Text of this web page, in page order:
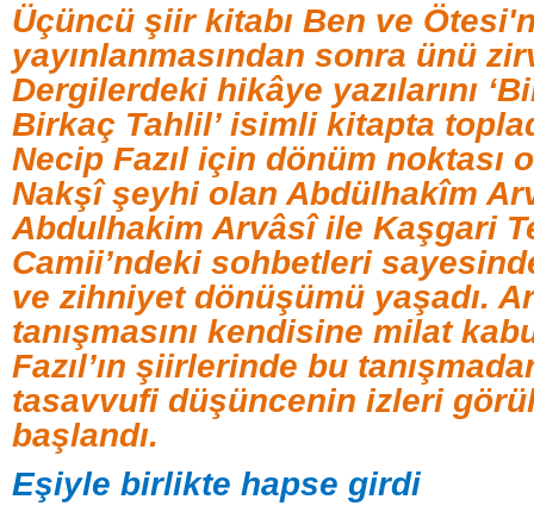
Üçüncü şiir kitabı Ben ve
yayınlanmasından sonra ünü
Dergilerdeki hikâye yazılarını
Birkaç Tahlil’ isimli kitapta
Necip Fazıl için dönüm noktası
Nakşî şeyhi olan Abdülhakîm
Abdulhakim Arvâsî ile Kaşgari
Camii’ndeki sohbetleri
ve zihniyet dönüşümü yaşadı.
tanışmasını kendisine milat
Fazıl’ın şiirlerinde bu
tasavvufi düşüncenin izleri
başlandı.
Eşiyle birlikte hapse girdi